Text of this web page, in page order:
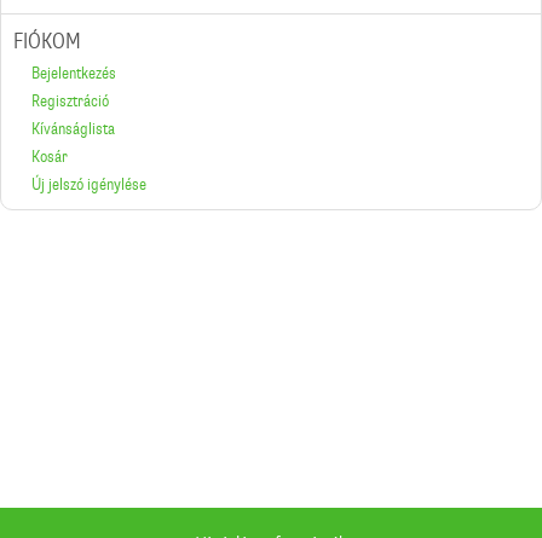
FIÓKOM
Bejelentkezés
Regisztráció
Kívánságlista
Kosár
Új jelszó igénylése